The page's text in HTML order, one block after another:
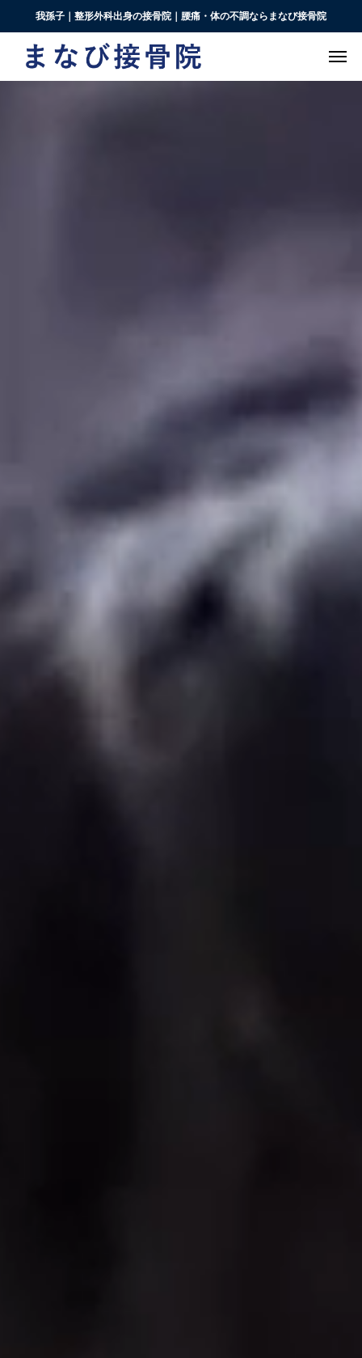
我孫子｜整形外科出身の接骨院｜腰痛・体の不調ならまなび接骨院